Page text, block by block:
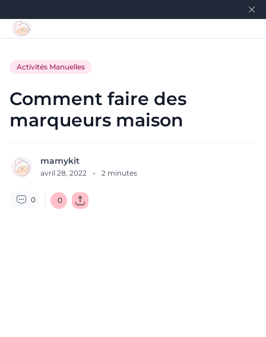
Activités Manuelles
Comment faire des
marqueurs maison
mamykit
avril 28, 2022 · 2 minutes
0 0